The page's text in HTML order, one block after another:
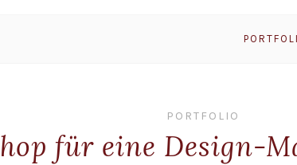
PORTFOLIO
für eine Design-